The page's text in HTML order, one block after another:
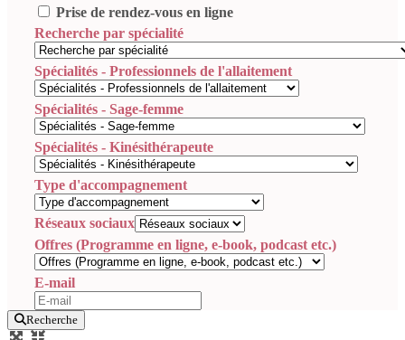
Prise de rendez-vous en ligne
Recherche par spécialité
Spécialités - Professionnels de l'allaitement
Spécialités - Sage-femme
Spécialités - Kinésithérapeute
Type d'accompagnement
Réseaux sociaux
Offres (Programme en ligne, e-book, podcast etc.)
E-mail
Recherche